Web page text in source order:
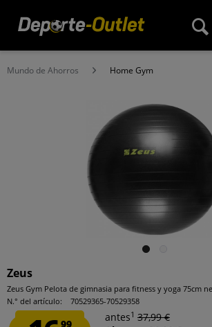
Mundo de Ahorros Home Gym
Zeus
Zeus Gym Pelota de gimnasia para fitness y yoga 75cm
N.° del artículo:
70529365-70529358
99
antes1 37,99 €